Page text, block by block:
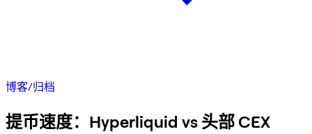
博客/归档
提币速度：Hyperliquid vs 头部 CEX